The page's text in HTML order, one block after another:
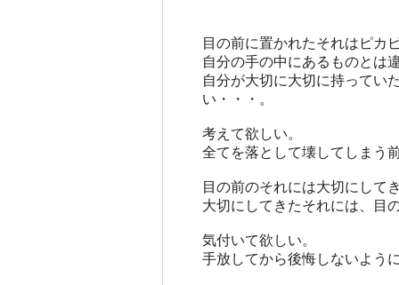
目の前に置かれたそれはピカ
自分の手の中にあるものとは
自分が大切に大切に持ってい
い・・・。
考えて欲しい。
全てを落として壊してしまう
目の前のそれには大切にして
大切にしてきたそれには、目
気付いて欲しい。
手放してから後悔しないよう